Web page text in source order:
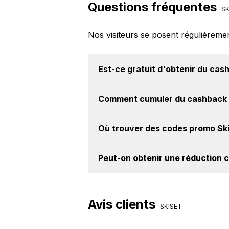
Questions fréquentes
Nos visiteurs se posent
Est-ce gratuit d'obtenir du
Skiset. Oui, c'est donc gratuit
Comment cumuler du
cashback, réalisez votre achat, et
Où trouver des codes promo
BackBackBack, vous les
Peut-on obtenir une réduction
Avis clients SKISET